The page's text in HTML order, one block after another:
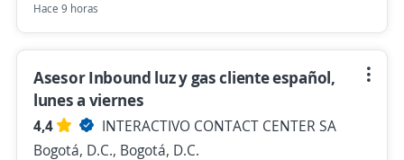
Hace 9 horas
Asesor Inbound luz y gas cliente español,
lunes a viernes
4,4
INTERACTIVO CONTACT CENTER SA
Bogotá, D.C., Bogotá, D.C.